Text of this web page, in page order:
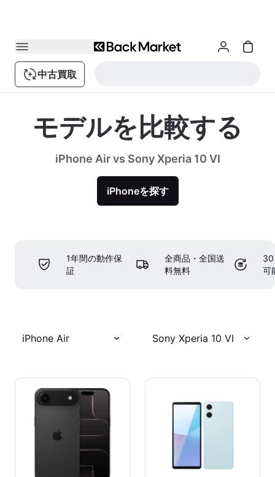
中古買取
モデルを比較する
iPhone Air vs Sony Xperia 10 VI
iPhoneを探す
1年間の動作保
証
全商品・全国送
料無料
30
可
iPhone Air Sony Xperia 10 VI